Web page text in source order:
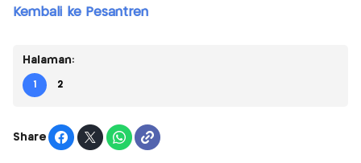
Kembali ke Pesantren
Halaman:
1 2
Share